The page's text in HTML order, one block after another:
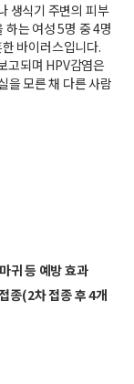
생식기 주변의 피부
는 여성 5명 중 4명
바이러스입니다.
고되며 HPV감염은
을 모른 채 다른 사람
귀 등 예방 효과
종(2차 접종 후 4개